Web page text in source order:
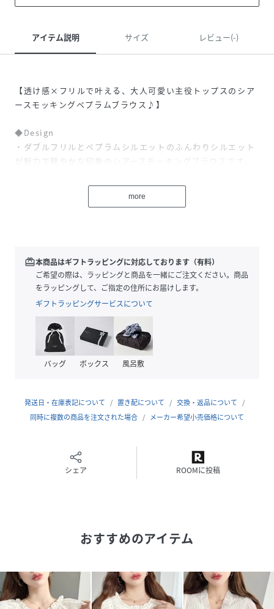
アイテム説明 サイズ レビュー(-)
【透け感×フリルで叶える、大人可愛い主役トップスのシア
ースモッキングペプラムブラウス♪】
◆Design
・ダブルフリルとペプラムシルエットのふんわりシルエット
が魅力で軽やかな印象のシアースモッキングブラウスです。
に。デコルテラインも綺麗に見えるのが嬉しいポイント！
・ウエスト位置から広がるペプラムシルエットが自然にメリ
◆Fabric
・シワになりにくくお手入れが簡単で、きれいなシルエット
を長くキープできるのが魅力です。
・軽くてさらっとした着心地で、季節を問わず快適に着ら
れ、洗濯後も乾きやすいのでデイリー使いにもぴったりで
◆Styling
・フレアスカートやマーメイドスカートと合わせて、女性ら
しい印象に。お出かけやデートにもおすすめ。
・ショート丈 トップス
～～～～～～～～～～～～～～～
more
redeem本商品はギフトラッピングに対応しております（有料）
ご希望の際は、ラッピングと商品を一緒にご注文ください。商品
をラッピングして、ご指定の住所にお届けします。
ギフトラッピングサービスについて
バッグ ボックス 風呂敷
発送日・在庫表記について 置き配について
交換・返品について
同時に複数の商品を注文された場合
メーカー希望小売価格について
シェア ROOMに投稿
おすすめのアイテム